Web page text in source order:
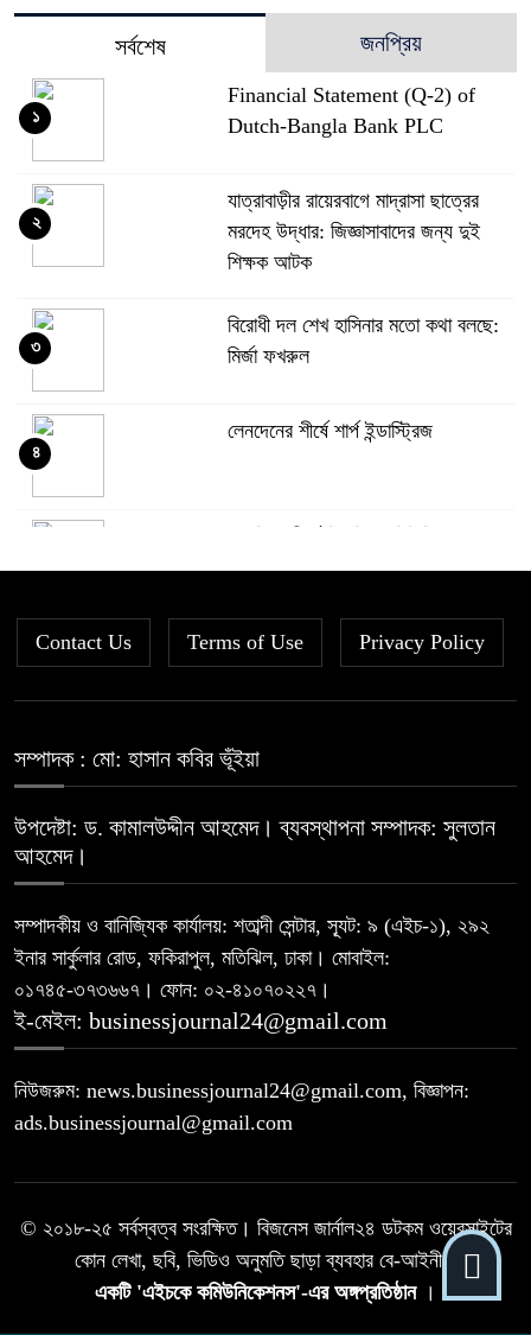
সর্বশেষ জনপ্রিয়
Financial Statement (Q-2) of
Dutch-Bangla Bank PLC
১
যাত্রাবাড়ীর রায়েরবাগে মাদ্রাসা ছাত্রের
মরদেহ উদ্ধার: জিজ্ঞাসাবাদের জন্য দুই
শিক্ষক আটক
২
বিরোধী দল শেখ হাসিনার মতো কথা বলছে:
মির্জা ফখরুল
৩
লেনদেনের শীর্ষে শার্প ইন্ডাস্ট্রিজ
৪
মিউচুয়াল ফান্ড
দরপতনের তালিকায় শীর্ষে মেট্রো স্পিনিং
৬
রহিমা ফুডের শেয়ারে কারসাজির প্রমাণ
পেয়েছে বিএসইসি
আগামী প্রজন্মের জন্য সুস্থ পরিবেশ চান
প্রধানমন্ত্রী
৯
১০
Contact Us Terms of Use Privacy Policy
সম্পাদক : মো: হাসান কবির ভূঁইয়া
উপদেষ্টা: ড. কামালউদ্দীন আহমেদ। ব্যবস্থাপনা সম্পাদক: সুলতান
আহমেদ।
সম্পাদকীয় ও বানিজ্যিক কার্যালয়: শতাব্দী সেন্টার, স্যূট: ৯ (এইচ-১), ২৯২
ইনার সার্কুলার রোড, ফকিরাপুল, মতিঝিল, ঢাকা। মোবাইল:
০১৭৪৫-৩৭৩৬৬৭। ফোন: ০২-৪১০৭০২২৭।
ই-মেইল: businessjournal24@gmail.com
নিউজরুম: news.businessjournal24@gmail.com, বিজ্ঞাপন:
ads.businessjournal@gmail.com
© ২০১৮-২৫ সর্বস্বত্ব সংরক্ষিত। বিজনেস জার্নাল২৪ ডটকম ওয়েবসাইটের
কোন লেখা, ছবি, ভিডিও অনুমতি ছাড়া ব্যবহার বে-আইনী।
একটি 'এইচকে কমিউনিকেশনস'-এর অঙ্গপ্রতিষ্ঠান ।